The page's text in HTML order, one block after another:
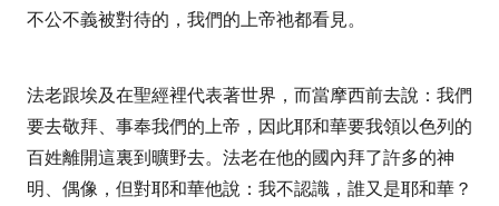
不公不義被對待的，我們的上帝祂都看見。
法老跟埃及在聖經裡代表著世界，而當摩西前去說：我們
要去敬拜、事奉我們的上帝，因此耶和華要我領以色列的
百姓離開這裏到曠野去。法老在他的國內拜了許多的神
明、偶像，但對耶和華他說：我不認識，誰又是耶和華？